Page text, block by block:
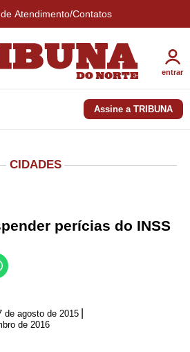
Atendimento/Contatos
entrar
Assine a TRIBUNA
CIDADES
perícias do INSS
de agosto de 2015
de 2016